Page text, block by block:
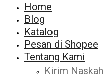
Home
Blog
Katalog
Pesan di Shopee
Tentang Kami
Kirim Naskah